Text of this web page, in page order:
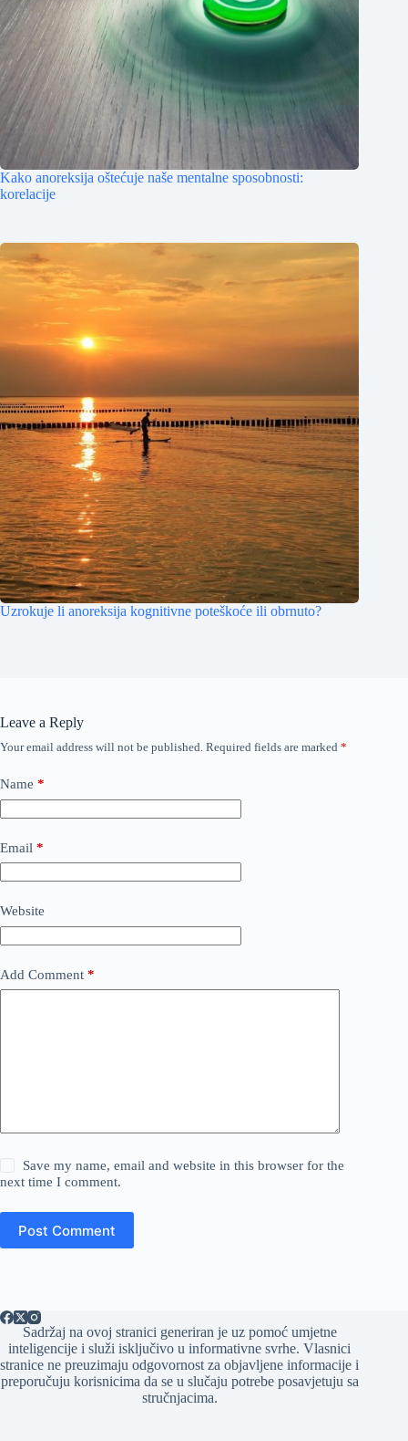
Kako anoreksija oštećuje naše mentalne sposobnosti:
korelacije
Uzrokuje li anoreksija kognitivne poteškoće ili obrnuto?
Leave a Reply
Your email address will not be published. Required fields are marked *
Name *
Email *
Website
Add Comment *
Save my name, email and website in this browser for the
next time I comment.
Post Comment
Sadržaj na ovoj stranici generiran je uz pomoć umjetne
inteligencije i služi isključivo u informativne svrhe. Vlasnici
stranice ne preuzimaju odgovornost za objavljene informacije i
preporučuju korisnicima da se u slučaju potrebe posavjetuju sa
stručnjacima.